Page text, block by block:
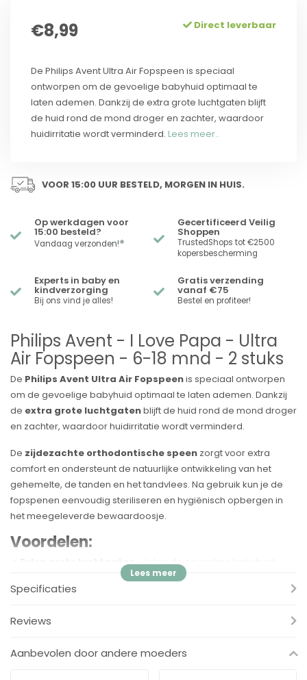
€8,99 Direct leverbaar
De Philips Avent Ultra Air Fopspeen is speciaal
ontworpen om de gevoelige babyhuid optimaal te
laten ademen. Dankzij de extra grote luchtgaten blijft
de huid rond de mond droger en zachter, waardoor
huidirritatie wordt verminderd. Lees meer..
VOOR 15:00 UUR BESTELD, MORGEN IN HUIS.
Op werkdagen voor
15:00 besteld?
Vandaag verzonden!*
Gecertificeerd Veilig
Shoppen
TrustedShops tot €2500
kopersbescherming
Experts in baby en
kindverzorging
Bij ons vind je alles!
Gratis verzending
vanaf €75
Bestel en profiteer!
Philips Avent - I Love Papa - Ultra
Air Fopspeen - 6-18 mnd - 2 stuks
De Philips Avent Ultra Air Fopspeenis speciaal ontworpen
om de gevoelige babyhuid optimaal te laten ademen. Dankzij
de extra grote luchtgatenblijft de huid rond de mond droger
en zachter, waardoor huidirritatie wordt verminderd.
De zijdezachte orthodontische speen zorgt voor extra
comfort en ondersteunt de natuurlijke ontwikkeling van het
gehemelte, de tanden en het tandvlees. Na gebruik kun je de
fopspenen eenvoudig steriliseren en hygiënisch opbergen in
het meegeleverde bewaardoosje.
Voordelen:
Extra grote luchtgaten– laten de gevoelige babyhuid
✔Houdt de huid zacht en droog
✔Orthodontische speen
✔Zijdezachte speen– voor extra comfort tijdens het zuigen
Specificaties
Reviews
Aanbevolen door andere moeders